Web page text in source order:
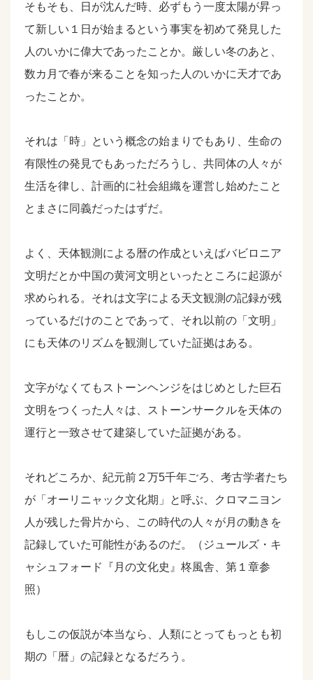
そもそも、日が沈んだ時、必ずもう一度太陽が昇っ
て新しい１日が始まるという事実を初めて発見した
人のいかに偉大であったことか。厳しい冬のあと、
数カ月で春が来ることを知った人のいかに天才であ
ったことか。
それは「時」という概念の始まりでもあり、生命の
有限性の発見でもあっただろうし、共同体の人々が
生活を律し、計画的に社会組織を運営し始めたこと
とまさに同義だったはずだ。
よく、天体観測による暦の作成といえばバビロニア
文明だとか中国の黄河文明といったところに起源が
求められる。それは文字による天文観測の記録が残
っているだけのことであって、それ以前の「文明」
にも天体のリズムを観測していた証拠はある。
文字がなくてもストーンヘンジをはじめとした巨石
文明をつくった人々は、ストーンサークルを天体の
運行と一致させて建築していた証拠がある。
それどころか、紀元前２万5千年ごろ、考古学者たち
が「オーリニャック文化期」と呼ぶ、クロマニヨン
人が残した骨片から、この時代の人々が月の動きを
記録していた可能性があるのだ。（ジュールズ・キ
ャシュフォード『月の文化史』柊風舎、第１章参
照）
もしこの仮説が本当なら、人類にとってもっとも初
期の「暦」の記録となるだろう。